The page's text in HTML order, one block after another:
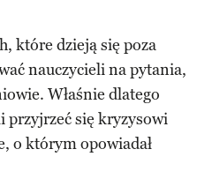
które dzieją się poza
nauczycieli na pytania,
Właśnie dlatego
przyjrzeć się kryzysowi
o którym opowiadał